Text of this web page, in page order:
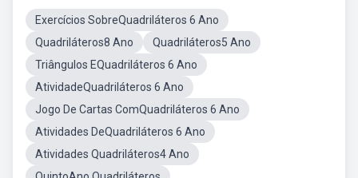
Exercícios SobreQuadriláteros 6 Ano
Quadriláteros8 Ano
Quadriláteros5 Ano
Triângulos EQuadriláteros 6 Ano
AtividadeQuadriláteros 6 Ano
Jogo De Cartas ComQuadriláteros 6 Ano
Atividades DeQuadriláteros 6 Ano
Atividades Quadriláteros4 Ano